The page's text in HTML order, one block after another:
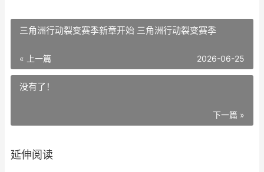
三角洲行动裂变赛季新章开始 三角洲行动裂变赛季
« 上一篇 2026-06-25
没有了！
下一篇 »
延伸阅读